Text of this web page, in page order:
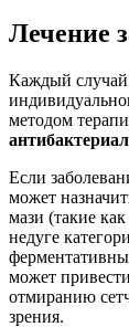
Лечение
Каждый случай
методом
Если
может
мази (такие
недуге
может
отмиранию
зрения.